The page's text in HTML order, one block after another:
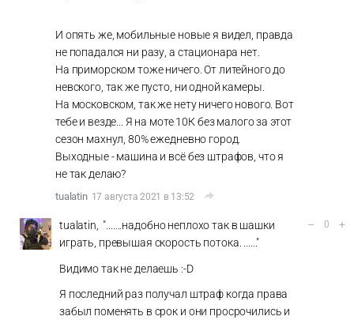
И опять же, мобильные новые я видел, правда
не попадался ни разу, а стационара нет.
На приморском тоже ничего. От литейного до
невского, так же пусто, ни одной камеры.
На московском, так же нету ничего нового. Вот
тебе и везде... Я на моте 10К без малого за этот
сезон махнул, 80% ежедневно город.
Выходные - машина и всё без штрафов, что я
не так делаю?
tualatin 17 августа 2021 в 13:52
tualatin, ".......надобно неплохо так в шашки
играть, превышая скорость потока. ......"
Видимо так не делаешь :-D
Я последний раз получал штраф когда права
забыл поменять в срок и они просрочились и
– 0 +